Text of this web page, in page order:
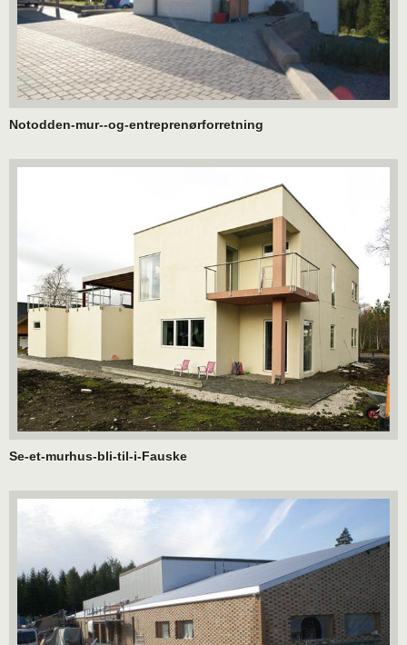
Notodden-mur--og-entreprenørforretning
Se-et-murhus-bli-til-i-Fauske